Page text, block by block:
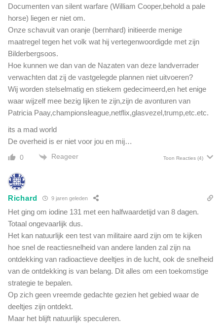
Documenten van silent warfare (William Cooper,behold a pale
horse) liegen er niet om.
Onze schavuit van oranje (bernhard) initieerde menige
maatregel tegen het volk wat hij vertegenwoordigde met zijn
Bilderbergsoos.
Hoe kunnen we dan van de Nazaten van deze landverrader
verwachten dat zij de vastgelegde plannen niet uitvoeren?
Wij worden stelselmatig en stiekem gedecimeerd,en het enige
waar wijzelf mee bezig lijken te zijn,zijn de avonturen van
Patricia Paay,championsleague,netflix,glasvezel,trump,etc.etc.
its a mad world
De overheid is er niet voor jou en mij…
0 Reageer Toon Reacties (4)
Richard 9 jaren geleden
Het ging om iodine 131 met een halfwaardetijd van 8 dagen.
Totaal ongevaarlijk dus.
Het kan natuurlijk een test van militaire aard zijn om te kijken
hoe snel de reactiesnelheid van andere landen zal zijn na
ontdekking van radioactieve deeltjes in de lucht, ook de snelheid
van de ontdekking is van belang. Dit alles om een toekomstige
strategie te bepalen.
Op zich geen vreemde gedachte gezien het gebied waar de
deeltjes zijn ontdekt.
Maar het blijft natuurlijk speculeren.